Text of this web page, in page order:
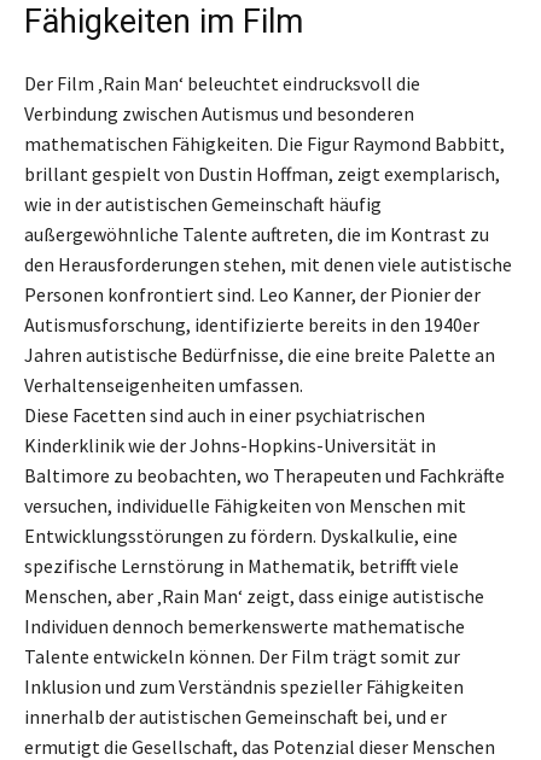
Fähigkeiten im Film
Der Film ‚Rain Man‘ beleuchtet eindrucksvoll die
Verbindung zwischen Autismus und besonderen
mathematischen Fähigkeiten. Die Figur Raymond Babbitt,
brillant gespielt von Dustin Hoffman, zeigt exemplarisch,
wie in der autistischen Gemeinschaft häufig
außergewöhnliche Talente auftreten, die im Kontrast zu
den Herausforderungen stehen, mit denen viele autistische
Personen konfrontiert sind. Leo Kanner, der Pionier der
Autismusforschung, identifizierte bereits in den 1940er
Jahren autistische Bedürfnisse, die eine breite Palette an
Verhaltenseigenheiten umfassen.
Diese Facetten sind auch in einer psychiatrischen
Kinderklinik wie der Johns-Hopkins-Universität in
Baltimore zu beobachten, wo Therapeuten und Fachkräfte
versuchen, individuelle Fähigkeiten von Menschen mit
Entwicklungsstörungen zu fördern. Dyskalkulie, eine
spezifische Lernstörung in Mathematik, betrifft viele
Menschen, aber ‚Rain Man‘ zeigt, dass einige autistische
Individuen dennoch bemerkenswerte mathematische
Talente entwickeln können. Der Film trägt somit zur
Inklusion und zum Verständnis spezieller Fähigkeiten
innerhalb der autistischen Gemeinschaft bei, und er
ermutigt die Gesellschaft, das Potenzial dieser Menschen